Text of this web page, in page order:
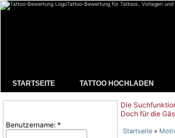
Tattoo-Bewertung für Tattoos, Vorlagen
STARTSEITE TATTOO HOCHLADEN
Benutzername: *
Die
Doch für die
Startseite »